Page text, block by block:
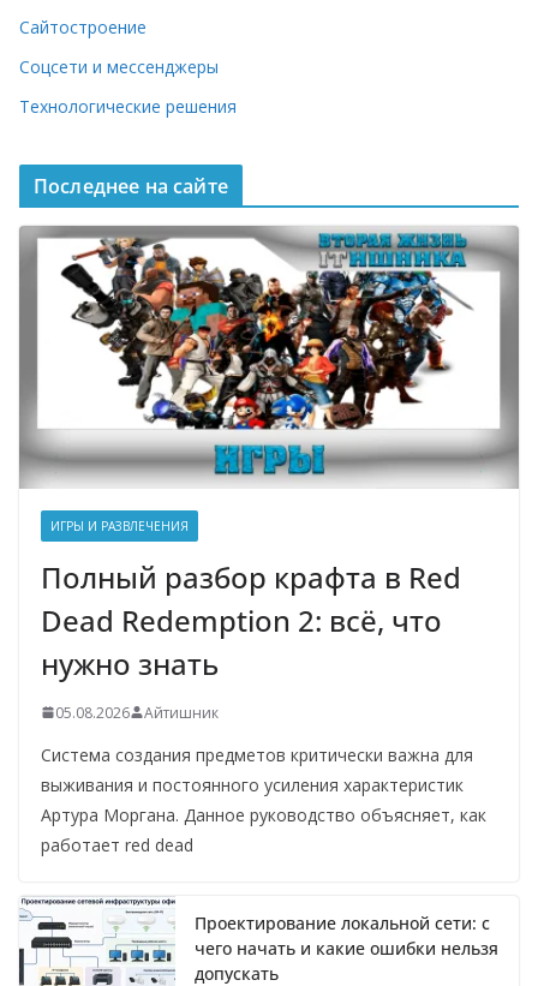
Сайтостроение
Соцсети и мессенджеры
Технологические решения
Последнее на сайте
ИГРЫ И РАЗВЛЕЧЕНИЯ
Полный разбор крафта в Red
Dead Redemption 2: всё, что
нужно знать
05.08.2026 Айтишник
Система создания предметов критически важна для
выживания и постоянного усиления характеристик
Артура Моргана. Данное руководство объясняет, как
работает red dead
Проектирование локальной сети: с
чего начать и какие ошибки нельзя
допускать